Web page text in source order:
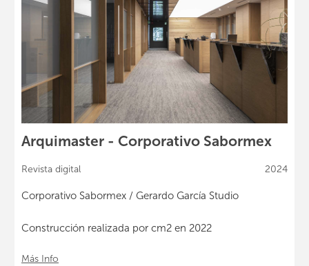
Arquimaster - Corporativo Sabormex
Revista digital 2024
Corporativo Sabormex / Gerardo García Studio
Construcción realizada por cm2 en 2022
Más Info